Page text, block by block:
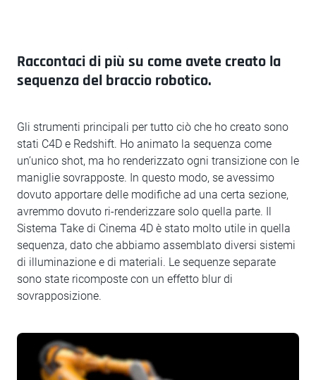
Raccontaci di più su come avete creato la
sequenza del braccio robotico.
Gli strumenti principali per tutto ciò che ho creato sono
stati C4D e Redshift. Ho animato la sequenza come
un’unico shot, ma ho renderizzato ogni transizione con le
maniglie sovrapposte. In questo modo, se avessimo
dovuto apportare delle modifiche ad una certa sezione,
avremmo dovuto ri-renderizzare solo quella parte. Il
Sistema Take di Cinema 4D è stato molto utile in quella
sequenza, dato che abbiamo assemblato diversi sistemi
di illuminazione e di materiali. Le sequenze separate
sono state ricomposte con un effetto blur di
sovrapposizione.